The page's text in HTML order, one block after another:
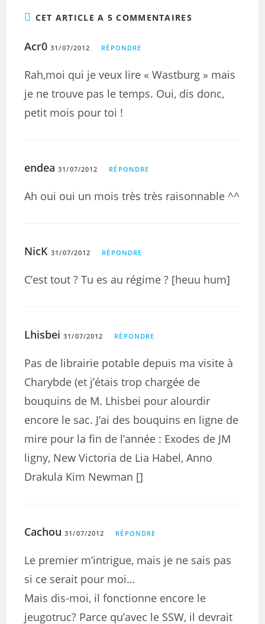
CET ARTICLE A 5 COMMENTAIRES
Acr0 31/07/2012 RÉPONDRE
Rah,moi qui je veux lire « Wastburg » mais
je ne trouve pas le temps. Oui, dis donc,
petit mois pour toi !
endea 31/07/2012 RÉPONDRE
Ah oui oui un mois très très raisonnable ^^
NicK 31/07/2012 RÉPONDRE
C’est tout ? Tu es au régime ? [heuu hum]
Lhisbei 31/07/2012 RÉPONDRE
Pas de librairie potable depuis ma visite à
Charybde (et j’étais trop chargée de
bouquins de M. Lhisbei pour alourdir
encore le sac. J’ai des bouquins en ligne de
mire pour la fin de l’année : Exodes de JM
ligny, New Victoria de Lia Habel, Anno
Drakula Kim Newman []
Cachou 31/07/2012 RÉPONDRE
Le premier m’intrigue, mais je ne sais pas
si ce serait pour moi…
Mais dis-moi, il fonctionne encore le
jeugotruc? Parce qu’avec le SSW, il devrait